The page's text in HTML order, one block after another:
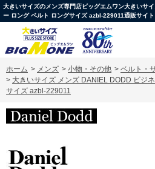
大きいサイズのメンズ専門店ビッグエムワン大きいサ
ー ロング ベルト ロングサイズ azbl-229011通販サイト
ホーム > メンズ > 小物・その他 > ベルト・
> 大きいサイズ メンズ DANIEL DODD ビジ
サイズ azbl-229011